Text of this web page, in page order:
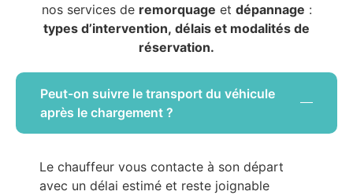
nos services de remorquage et dépannage :
types d’intervention, délais et modalités de
réservation.
Peut-on suivre le transport du véhicule
après le chargement ?
Le chauffeur vous contacte à son départ
avec un délai estimé et reste joignable